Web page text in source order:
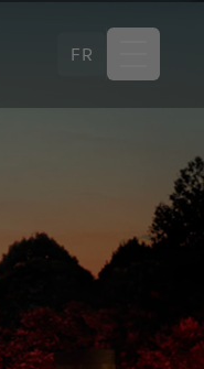
FR